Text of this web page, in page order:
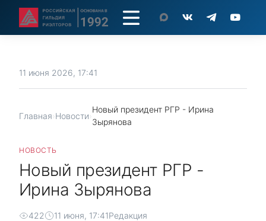
11 июня 2026, 17:41
Главная›Новости›
Новый президент РГР - Ирина
Зырянова
НОВОСТЬ
Новый президент РГР -
Ирина Зырянова
422 11 июня, 17:41Редакция